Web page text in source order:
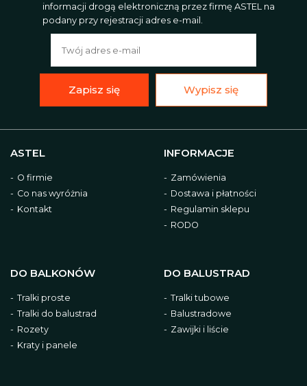
ASTEL
O firmie
Co nas wyróżnia
Kontakt
INFORMACJE
Zamówienia
Dostawa i płatności
Regulamin sklepu
RODO
DO BALKONÓW
Tralki proste
Tralki do balustrad
Rozety
Kraty i panele
DO BALUSTRAD
Tralki tubowe
Balustradowe
Zawijki i liście
informacji drogą elektroniczną przez firmę ASTEL na
podany przy rejestracji adres e-mail.
Zapisz się Wypisz się